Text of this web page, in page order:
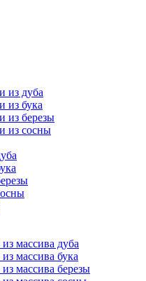
из дуба
из бука
из березы
из сосны
массива дуба
массива бука
массива березы